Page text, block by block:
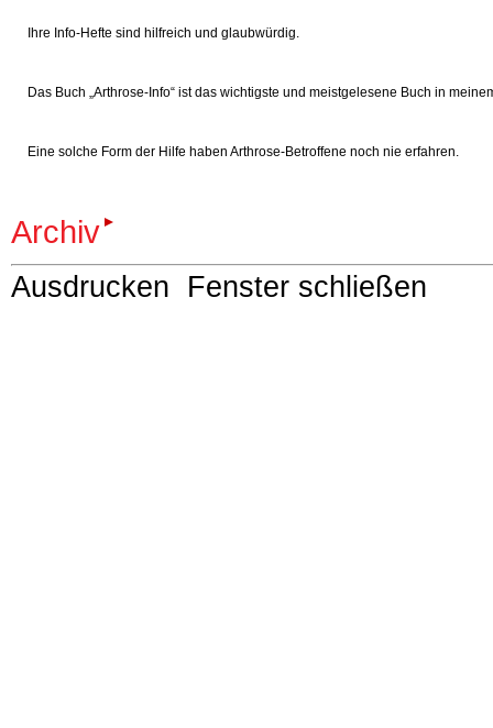
Ihre Info-Hefte sind hilfreich und glaubwürdig.
Das Buch „Arthrose-Info“ ist das wichtigste und meistgelesene Buch in
Eine solche Form der Hilfe haben Arthrose-Betroffene noch nie erfahren.
Archiv
Ausdrucken Fenster schließen